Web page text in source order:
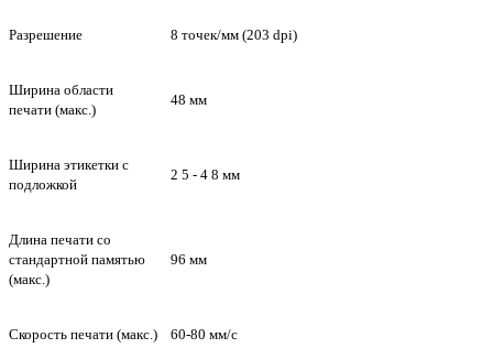
Разрешение 8 точек/мм (203 dpi)
Ширина области
печати (макс.)
48 мм
Ширина этикетки с
подложкой
2 5 - 4 8 мм
Длина печати со
стандартной памятью
(макс.)
96 мм
Скорость печати (макс.) 60-80 мм/c